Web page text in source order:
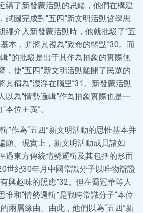
續了新發蒙活動的思緒，他們在構建
試圖完成對“五四”新文明活動哲學思
繩介入新發蒙活動時，他就批駁了“五
本，并將其視為“致命的弱點”30。而
”的批駁是出于其作為抽象的實際無
，使“五四”新文明活動離開了民眾的
其稱為“漂浮在腦里”31。新發蒙活動
以為“情勢邏輯”作為抽象實際也是一
本位主義”。
”作為“五四”新文明活動的思惟基本并
頗。現實上，新文明活動成員諸如
過東方傳統情勢邏輯及其包括的形而
世紀30年月中國常識分子以唯物辯證
興趣味的照應”32。但在喬冠華等人
惟和“情勢邏輯”是戰時常識分子“本位
兩層緣由。由此，他們以為“五四”新